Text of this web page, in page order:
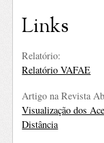
Links
Relatório:
Relatório VAFAE
Artigo na Revista
Visualização dos
Distância